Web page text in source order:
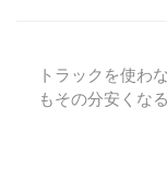
トラックを使わ
もその分安くな